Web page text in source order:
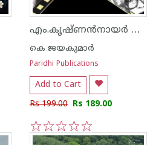
എം.കൃഷ്ണൻനായർ കറുപ്പിലും വെളുപ്പിലും ഒരു ജീവിതം
കെ ജയകുമാര്‍
Paridhi Publications
Add to Cart
Rs 199.00 Rs 189.00
5
4
3
2
1